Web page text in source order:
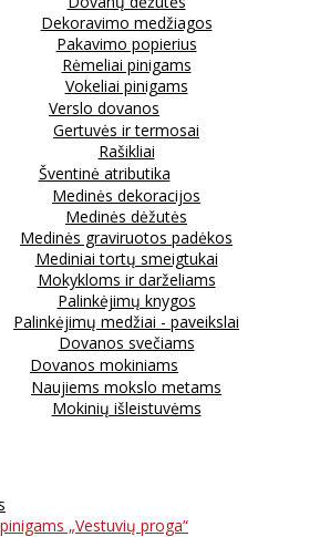
Dekoravimo medžiagos
Pakavimo popierius
Rėmeliai pinigams
Vokeliai pinigams
Verslo dovanos
Gertuvės ir termosai
Rašikliai
Šventinė atributika
Medinės dekoracijos
Medinės dėžutės
Medinės graviruotos padėkos
Mediniai tortų smeigtukai
Mokykloms ir darželiams
Palinkėjimų knygos
Palinkėjimų medžiai - paveikslai
Dovanos svečiams
Dovanos mokiniams
Naujiems mokslo metams
Mokinių išleistuvėms
„Vestuvių proga“